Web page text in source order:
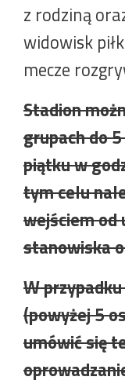
z rodziną
widowisk
mecze
Stadion
grupach do
piątku w
tym celu
wejściem od
stanowiska
W
(powyżej 5
umówić się